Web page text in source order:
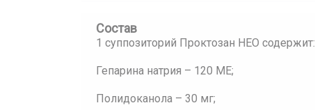
Состав
1 суппозиторий Проктозан НЕО содержит:
Гепарина натрия – 120 МЕ;
Полидоканола – 30 мг;